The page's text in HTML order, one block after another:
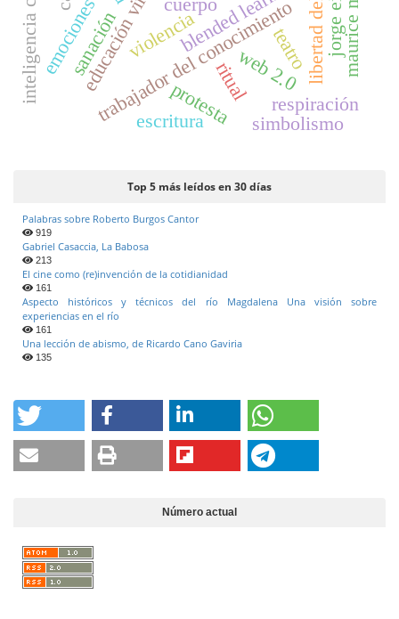
trabajador del conocimiento
educación virtual web 2.0
protesta
teatro
violencia
sanación
ritual respiración
emociones
simbolismo
escritura
Top 5 más leídos en 30 días
Palabras sobre Roberto Burgos Cantor
919
Gabriel Casaccia, La Babosa
213
El cine como (re)invención de la cotidianidad
161
Aspecto históricos y técnicos del río Magdalena Una visión sobre
experiencias en el río
161
Una lección de abismo, de Ricardo Cano Gaviria
135
Número actual